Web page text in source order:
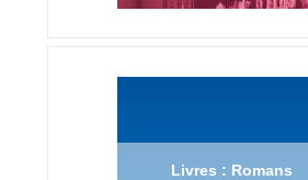
Livres : Romans